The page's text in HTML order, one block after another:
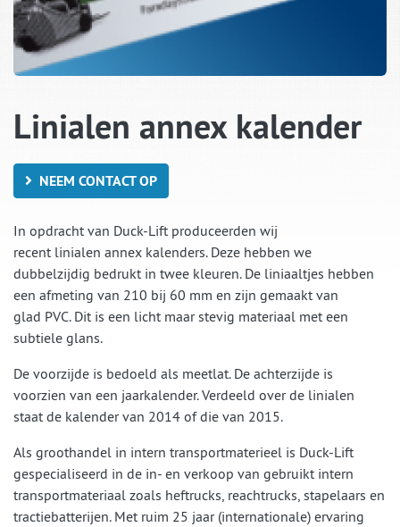
Linialen annex kalender
NEEM CONTACT OP
In opdracht van Duck-Lift produceerden wij
recent linialen annex kalenders. Deze hebben we
dubbelzijdig bedrukt in twee kleuren. De liniaaltjes hebben
een afmeting van 210 bij 60 mm en zijn gemaakt van
glad PVC. Dit is een licht maar stevig materiaal met een
subtiele glans.
De voorzijde is bedoeld als meetlat. De achterzijde is
voorzien van een jaarkalender. Verdeeld over de linialen
staat de kalender van 2014 of die van 2015.
Als groothandel in intern transportmaterieel is Duck-Lift
gespecialiseerd in de in- en verkoop van gebruikt intern
transportmateriaal zoals heftrucks, reachtrucks, stapelaars en
tractiebatterijen. Met ruim 25 jaar (internationale) ervaring